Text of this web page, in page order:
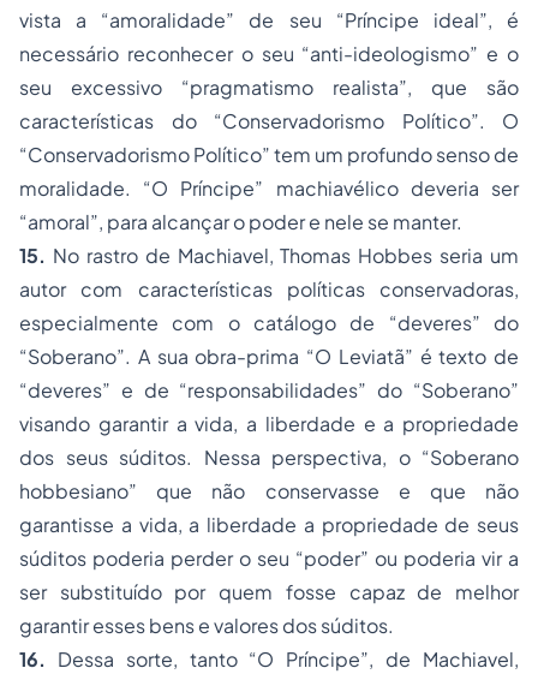
vista a “amoralidade” de seu “Príncipe ideal”, é
necessário reconhecer o seu “anti-ideologismo” e o
seu excessivo “pragmatismo realista”, que são
características do “Conservadorismo Político”. O
“Conservadorismo Político” tem um profundo senso de
moralidade. “O Príncipe” machiavélico deveria ser
“amoral”, para alcançar o poder e nele se manter.
15. No rastro de Machiavel, Thomas Hobbes seria um
autor com características políticas conservadoras,
especialmente com o catálogo de “deveres” do
“Soberano”. A sua obra-prima “O Leviatã” é texto de
“deveres” e de “responsabilidades” do “Soberano”
visando garantir a vida, a liberdade e a propriedade
dos seus súditos. Nessa perspectiva, o “Soberano
hobbesiano” que não conservasse e que não
garantisse a vida, a liberdade a propriedade de seus
súditos poderia perder o seu “poder” ou poderia vir a
ser substituído por quem fosse capaz de melhor
garantir esses bens e valores dos súditos.
16. Dessa sorte, tanto “O Príncipe”, de Machiavel,